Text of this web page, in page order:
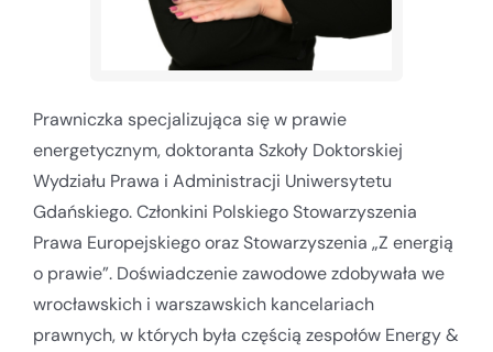
Prawniczka specjalizująca się w prawie
energetycznym, doktoranta Szkoły Doktorskiej
Wydziału Prawa i Administracji Uniwersytetu
Gdańskiego. Członkini Polskiego Stowarzyszenia
Prawa Europejskiego oraz Stowarzyszenia „Z energią
o prawie”. Doświadczenie zawodowe zdobywała we
wrocławskich i warszawskich kancelariach
prawnych, w których była częścią zespołów Energy &